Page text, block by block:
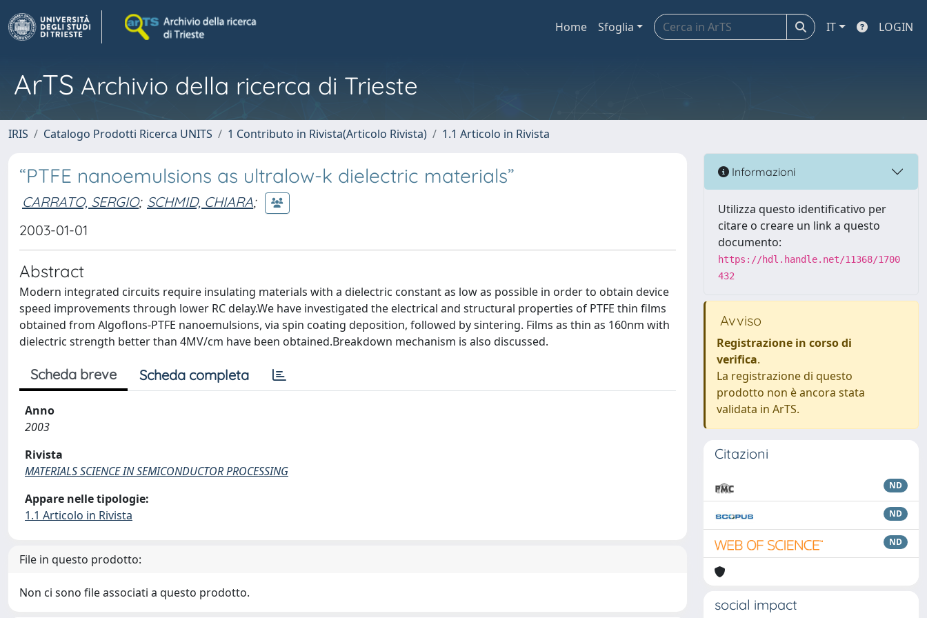
Home Sfoglia IT LOGIN
ArTS Archivio della ricerca di Trieste
IRIS Catalogo Prodotti Ricerca UNITS 1 Contributo in Rivista(Articolo Rivista) 1.1 Articolo in Rivista
“PTFE nanoemulsions as ultralow-k dielectric materials”
CARRATO, SERGIO; SCHMID, CHIARA;
2003-01-01
Abstract
Modern integrated circuits require insulating materials with a dielectric constant as low as possible in order to obtain device
speed improvements through lower RC delay.We have investigated the electrical and structural properties of PTFE thin films
obtained from Algoflons-PTFE nanoemulsions, via spin coating deposition, followed by sintering. Films as thin as 160nm with
dielectric strength better than 4MV/cm have been obtained.Breakdown mechanism is also discussed.
Scheda breve Scheda completa
Anno
2003
Rivista
MATERIALS SCIENCE IN SEMICONDUCTOR PROCESSING
Appare nelle tipologie:
1.1 Articolo in Rivista
File in questo prodotto:
Non ci sono file associati a questo prodotto.
Informazioni
Utilizza questo identificativo per
citare o creare un link a questo
documento:
https://hdl.handle.net/11368/1700
432
Avviso
Registrazione in corso di
verifica.
La registrazione di questo
prodotto non è ancora stata
validata in ArTS.
Citazioni
ND
ND
ND
social impact